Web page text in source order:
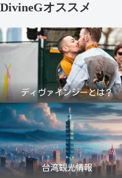
DivineGオススメ
ディヴァインジーとは？
台湾観光情報